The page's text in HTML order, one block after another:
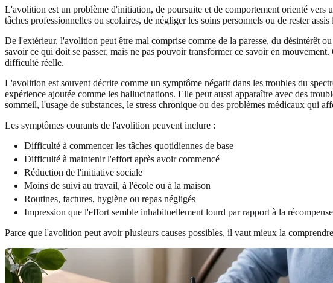
L'avolition est un problème d'initiation, de poursuite et de comportement orienté vers
tâches professionnelles ou scolaires, de négliger les soins personnels ou de rester
De l'extérieur, l'avolition peut être mal comprise comme de la paresse, du désintérêt
savoir ce qui doit se passer, mais ne pas pouvoir transformer ce savoir en
difficulté réelle.
L'avolition est souvent décrite comme un symptôme négatif dans les troubles du
expérience ajoutée comme les hallucinations. Elle peut aussi apparaître avec des
sommeil, l'usage de substances, le stress chronique ou des problèmes médicaux qui
Les symptômes courants de l'avolition peuvent inclure :
Difficulté à commencer les tâches quotidiennes de base
Difficulté à maintenir l'effort après avoir commencé
Réduction de l'initiative sociale
Moins de suivi au travail, à l'école ou à la maison
Routines, factures, hygiène ou repas négligés
Impression que l'effort semble inhabituellement lourd par rapport à la
Parce que l'avolition peut avoir plusieurs causes possibles, il vaut mieux la